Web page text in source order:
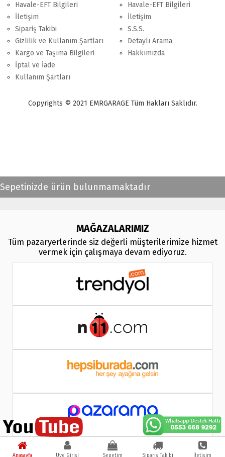
Anasayfa Üye Girişi Sepetim Sipariş Takibi İletişim
Havale-EFT Bilgileri
İletişim
Sipariş Takibi
Gizlilik ve Kullanım Şartları
Kargo ve Taşıma Bilgileri
İptal ve İade
Kullanım Şartları
Havale-EFT Bilgileri
İletişim
S.S.S.
Detaylı Arama
Hakkımızda
Copyrights © 2021 EMRGARAGE Tüm Hakları Saklıdır.
Sepetinizde ürün bulunmamaktadır
MAĞAZALARIMIZ
Tüm pazaryerlerinde siz değerli müşterilerimize hizmet
vermek için çalışmaya devam ediyoruz.